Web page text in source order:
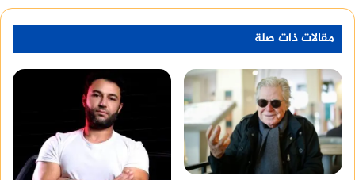
مقالات ذات صلة